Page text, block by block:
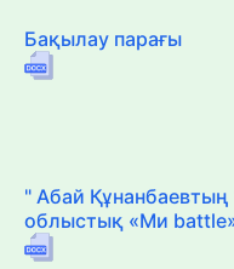
Бақылау парағы
" Абай
облыстық «Ми